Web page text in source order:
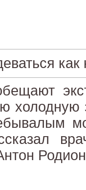
холодную